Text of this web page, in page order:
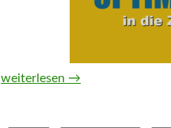
Geschenkideen für Tante
weiterlesen →